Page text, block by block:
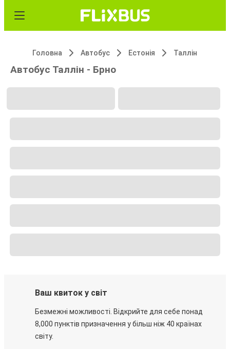
Головна Автобус Естонія Таллін
Автобус Таллін - Брно
Ваш квиток у світ
Безмежні можливості. Відкрийте для себе понад
8,000 пунктів призначення у більш ніж 40 країнах
світу.